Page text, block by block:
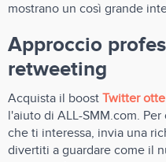
mostrano un così grande
Approccio
retweeting
Acquista il boost Twitter
l'aiuto di ALL-SMM.com.
che ti interessa, invia una
divertiti a guardare come il